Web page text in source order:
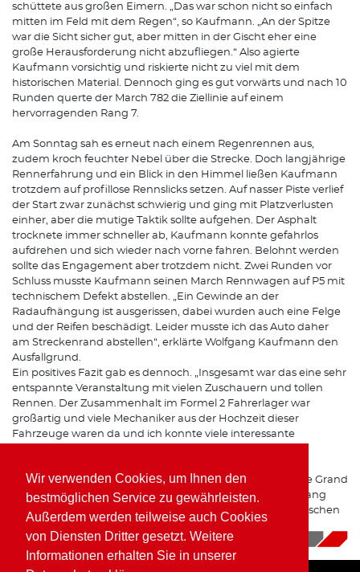
Wir verwenden Cookies, um Ihnen den
bestmöglichen Service zu gewährleisten.
Außerdem werden teilweise auch Cookies
von Diensten Dritter gesetzt. Weitere
Informationen erhalten Sie in unserer
schüttete aus großen Eimern. „Das war schon nicht so einfach
mitten im Feld mit dem Regen“, so Kaufmann. „An der Spitze
war die Sicht sicher gut, aber mitten in der Gischt eher eine
große Herausforderung nicht abzufliegen.“ Also agierte
Kaufmann vorsichtig und riskierte nicht zu viel mit dem
historischen Material. Dennoch ging es gut vorwärts und nach 10
Runden querte der March 782 die Ziellinie auf einem
hervorragenden Rang 7.
Am Sonntag sah es erneut nach einem Regenrennen aus,
zudem kroch feuchter Nebel über die Strecke. Doch langjährige
Rennerfahrung und ein Blick in den Himmel ließen Kaufmann
trotzdem auf profillose Rennslicks setzen. Auf nasser Piste verlief
der Start zwar zunächst schwierig und ging mit Platzverlusten
einher, aber die mutige Taktik sollte aufgehen. Der Asphalt
trocknete immer schneller ab, Kaufmann konnte gefahrlos
aufdrehen und sich wieder nach vorne fahren. Belohnt werden
sollte das Engagement aber trotzdem nicht. Zwei Runden vor
Schluss musste Kaufmann seinen March Rennwagen auf P5 mit
technischem Defekt abstellen. „Ein Gewinde an der
Radaufhängung ist ausgerissen, dabei wurden auch eine Felge
und der Reifen beschädigt. Leider musste ich das Auto daher
am Streckenrand abstellen“, erklärte Wolfgang Kaufmann den
Ausfallgrund.
Ein positives Fazit gab es dennoch. „Insgesamt war das eine sehr
entspannte Veranstaltung mit vielen Zuschauern und tollen
Rennen. Der Zusammenhalt im Formel 2 Fahrerlager war
großartig und viele Mechaniker aus der Hochzeit dieser
Fahrzeuge waren da und ich konnte viele interessante
Nächster Einsatz des March 782 BMW wird der Historische Grand
Prix in Zandvoort sein. Vom 5.-8. September startet Wolfgang
Kaufmann auf dem Dünenkurs direkt an der niederländischen
05.08.2019